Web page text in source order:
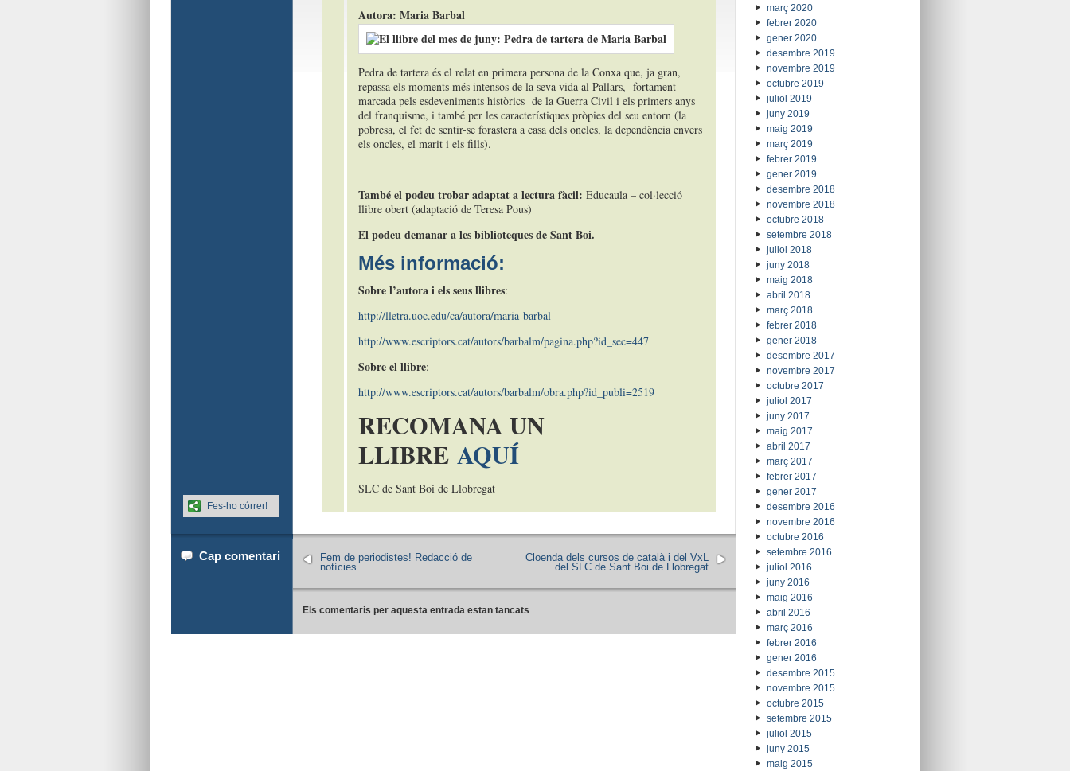
Autora: Maria Barbal
Pedra de tartera és el relat en primera persona de la Conxa que, ja gran,
repassa els moments més intensos de la seva vida al Pallars, fortament
marcada pels esdeveniments històrics de la Guerra Civil i els primers anys
del franquisme, i també per les característiques pròpies del seu entorn (la
pobresa, el fet de sentir-se forastera a casa dels oncles, la dependència envers
els oncles, el marit i els fills).
També el podeu trobar adaptat a lectura fàcil: Educaula – col·lecció
llibre obert (adaptació de Teresa Pous)
El podeu demanar a les biblioteques de Sant Boi.
Més informació:
Sobre l’autora i els seus llibres:
http://lletra.uoc.edu/ca/autora/maria-barbal
http://www.escriptors.cat/autors/barbalm/pagina.php?id_sec=447
Sobre el llibre:
http://www.escriptors.cat/autors/barbalm/obra.php?id_publi=2519
RECOMANA UN
LLIBRE AQUÍ
SLC de Sant Boi de Llobregat
Fes-ho córrer!
Cap comentari
Cloenda dels cursos de català i del VxL
del SLC de Sant Boi de Llobregat
Fem de periodistes! Redacció de
notícies
Els comentaris per aquesta entrada estan tancats.
març 2020
febrer 2020
gener 2020
desembre 2019
novembre 2019
octubre 2019
juliol 2019
juny 2019
maig 2019
març 2019
febrer 2019
gener 2019
desembre 2018
novembre 2018
octubre 2018
setembre 2018
juliol 2018
juny 2018
maig 2018
abril 2018
març 2018
febrer 2018
gener 2018
desembre 2017
novembre 2017
octubre 2017
juliol 2017
juny 2017
maig 2017
abril 2017
març 2017
febrer 2017
gener 2017
desembre 2016
novembre 2016
octubre 2016
setembre 2016
juliol 2016
juny 2016
maig 2016
abril 2016
març 2016
febrer 2016
gener 2016
desembre 2015
novembre 2015
octubre 2015
setembre 2015
juliol 2015
juny 2015
maig 2015